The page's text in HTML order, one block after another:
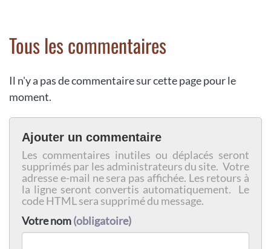
Tous les commentaires
Il n'y a pas de commentaire sur cette page pour le
moment.
Ajouter un commentaire
Les commentaires inutiles ou déplacés seront
supprimés par les administrateurs du site. Votre
adresse e-mail ne sera pas affichée. Les retours à
la ligne seront convertis automatiquement. Le
code HTML sera supprimé du message.
Votre nom(obligatoire)